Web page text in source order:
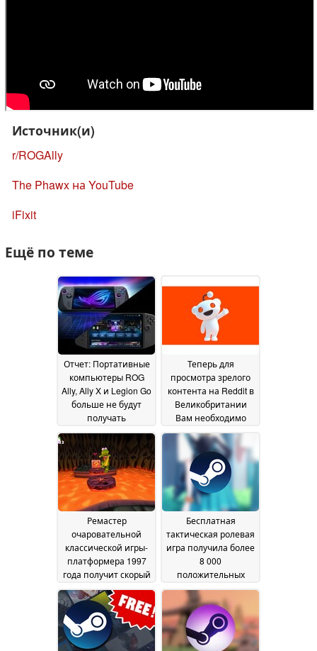
Источник(и)
r/ROGAlly
The Phawx на YouTube
iFixit
Ещё по теме
Отчет: Портативные
компьютеры ROG
Ally, Ally X и Legion Go
больше не будут
получать
обновления
драйверов
24 February
2026
Теперь для
просмотра зрелого
контента на Reddit в
Великобритании
Вам необходимо
загрузить селфи или
удостоверение
личности15 July 2025
Ремастер
очаровательной
классической игры-
платформера 1997
года получит скорый
релиз в Steam09 July
2025
Бесплатная
тактическая ролевая
игра получила более
8 000
положительных
оценок за три дня
после запуска в
Steam08 July 2025